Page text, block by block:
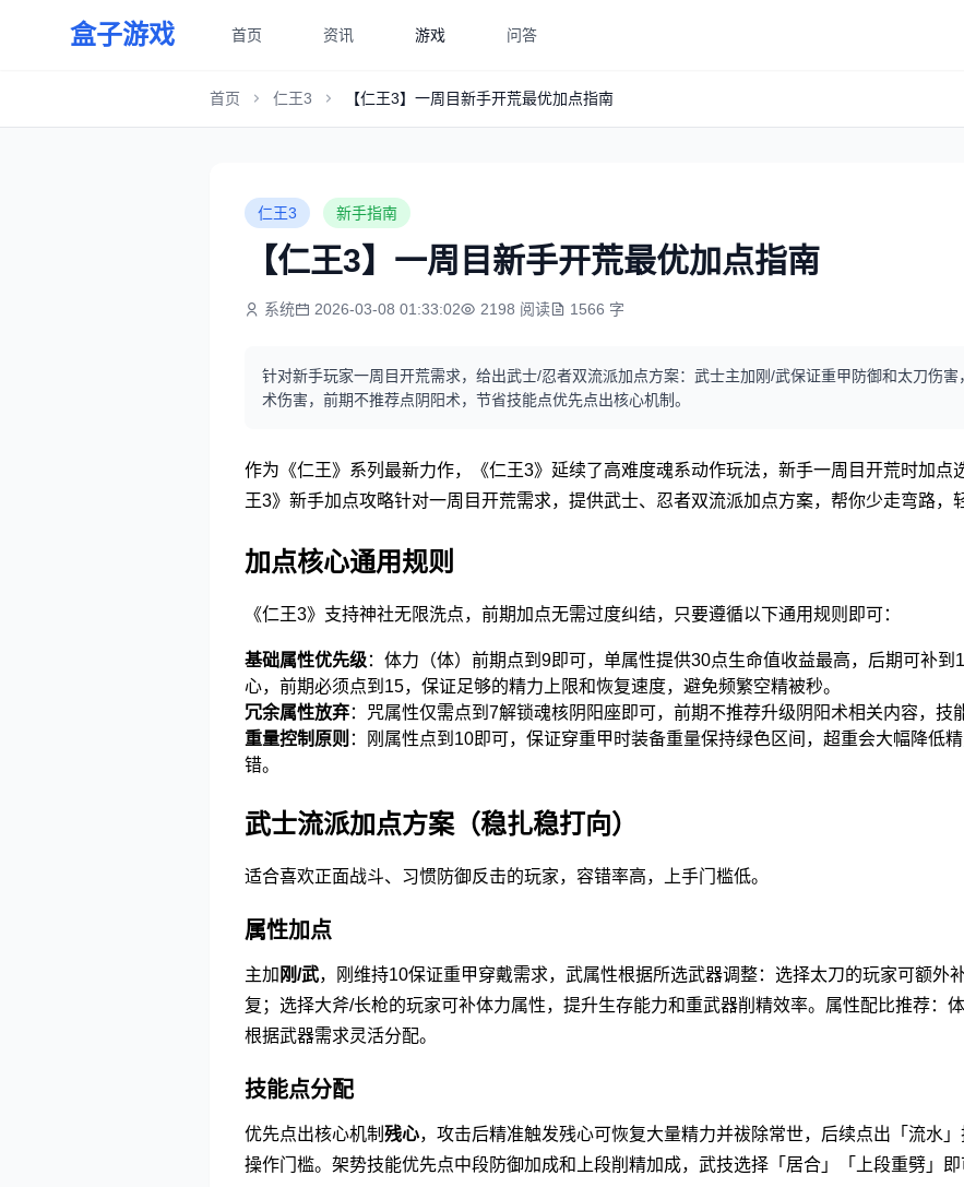
盒子游戏 首页 资讯 游戏 问答
首页 仁王3 【仁王3】一周目新手开荒最优加点指南
仁王3 新手指南
【仁王3】一周目新手开荒最优加点指南
系统 2026-03-08 01:33:02 2198 阅读 1566 字
针对新手玩家一周目开荒需求，给出武士/忍者双流派加点方案：武士主加刚/武保证重甲防御和太刀伤
术伤害，前期不推荐点阴阳术，节省技能点优先点出核心机制。
作为《仁王》系列最新力作，《仁王3》延续了高难度魂系动作玩法，新手一周目开荒时加点
王3》新手加点攻略针对一周目开荒需求，提供武士、忍者双流派加点方案，帮你少走弯路，
加点核心通用规则
《仁王3》支持神社无限洗点，前期加点无需过度纠结，只要遵循以下通用规则即可：
基础属性优先级：体力（体）前期点到9即可，单属性提供30点生命值收益最高，后期可补
心，前期必须点到15，保证足够的精力上限和恢复速度，避免频繁空精被秒。
冗余属性放弃：咒属性仅需点到7解锁魂核阴阳座即可，前期不推荐升级阴阳术相关内容，技
重量控制原则 ：刚属性点到10即可，保证穿重甲时装备重量保持绿色区间，超重会大幅降低
错。
武士流派加点方案（稳扎稳打向）
适合喜欢正面战斗、习惯防御反击的玩家，容错率高，上手门槛低。
属性加点
主加 刚/武，刚维持10保证重甲穿戴需求，武属性根据所选武器调整：选择太刀的玩家可额外
复；选择大斧/长枪的玩家可补体力属性，提升生存能力和重武器削精效率。属性配比推荐：
根据武器需求灵活分配。
技能点分配
优先点出核心机制 残心，攻击后精准触发残心可恢复大量精力并祓除常世，后续点出「流水
操作门槛。架势技能优先点中段防御加成和上段削精加成，武技选择「居合」「上段重劈」即